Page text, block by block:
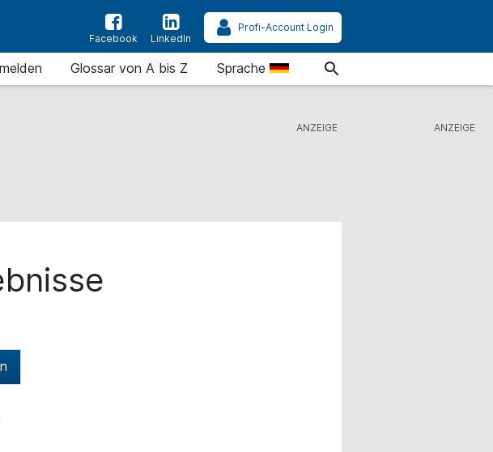
Facebook LinkedIn
Profi-Account Login
Glossar von A bis Z Sprache